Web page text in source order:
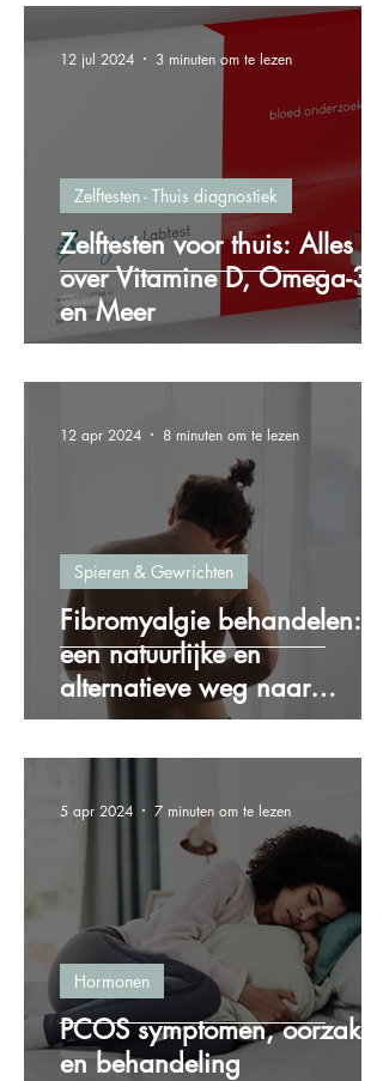
Zelftesten voor thuis: Alles
over Vitamine D, Omega-3
en Meer
Zelftesten - Thuis diagnostiek
12 jul 2024 3 minuten om te lezen
Fibromyalgie behandelen:
een natuurlijke en
alternatieve weg naar
verlichting
Spieren & Gewrichten
12 apr 2024 8 minuten om te lezen
PCOS symptomen, oorzaken
en behandeling
Hormonen
5 apr 2024 7 minuten om te lezen